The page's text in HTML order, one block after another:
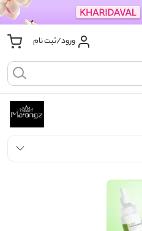
ورود/ثبت نام